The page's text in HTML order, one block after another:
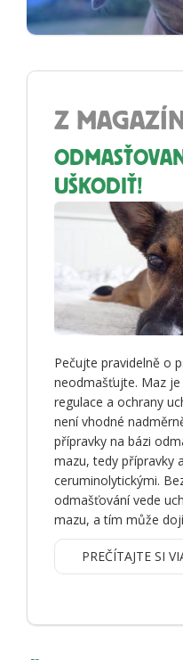
Z
UŠKODIŤ!
Pečujte pravidelně o
neodmašťujte. Maz
regulace a ochrany
není vhodné
přípravky na bázi
mazu, tedy přípravky
ceruminolytickými.
odmašťování vede
mazu, a tím může
PREČÍTAJTE SI